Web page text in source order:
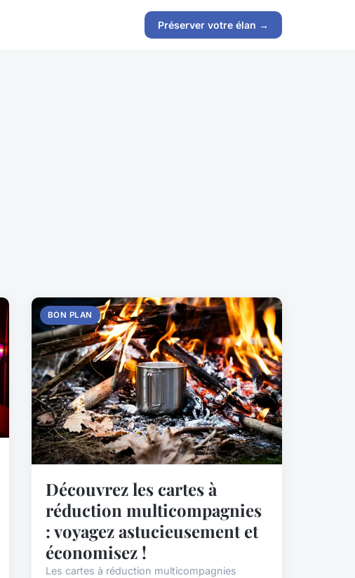
Préserver votre élan →
BON PLAN
Découvrez les cartes à
réduction multicompagnies
: voyagez astucieusement et
économisez !
Les cartes à réduction multicompagnies